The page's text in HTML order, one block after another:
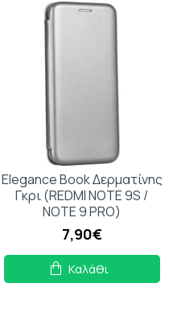
Elegance Book Δερματίνης
Γκρι (REDMI NOTE 9S /
NOTE 9 PRO)
7,90€
Καλάθι